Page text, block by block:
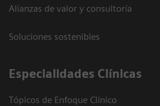
Alianzas de valor y consultoría
Soluciones sostenibles
Especialidades Clínicas
Tópicos de Enfoque Clínico